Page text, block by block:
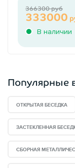
В наличии
333000
366300 руб
Популярные
ОТКРЫТАЯ БЕСЕДКА
ЗАСТЕКЛЕННАЯ
СБОРНАЯ